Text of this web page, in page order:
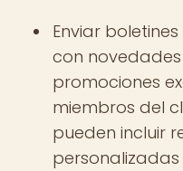
Enviar
con
promociones
miembros del
pueden incluir